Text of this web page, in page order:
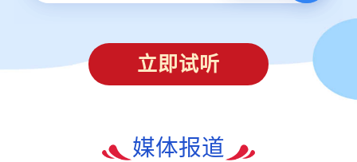
立即试听
媒体报道